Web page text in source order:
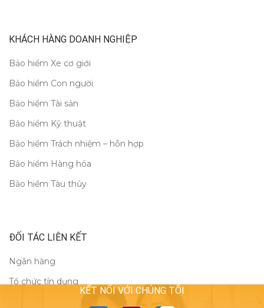
KHÁCH HÀNG DOANH NGHIỆP
Bảo hiểm Xe cơ giới
Bảo hiểm Con người
Bảo hiểm Tài sản
Bảo hiểm Kỹ thuật
Bảo hiểm Trách nhiệm – hỗn hợp
Bảo hiểm Hàng hóa
Bảo hiểm Tàu thủy
ĐỐI TÁC LIÊN KẾT
Ngân hàng
Tổ chức tín dụng
KẾT NỐI VỚI CHÚNG TÔI